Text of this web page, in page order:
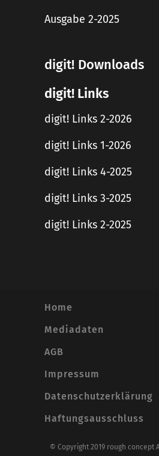
Ausgabe 2-2025
digit! Downloads
digit! Links
digit! Links 2-2026
digit! Links 1-2026
digit! Links 4-2025
digit! Links 3-2025
digit! Links 2-2025
Home
Mediadaten
AGB
Impressum
Datenschutzerklärung
Haftungsausschluss
© Copyright 2019 rough concept